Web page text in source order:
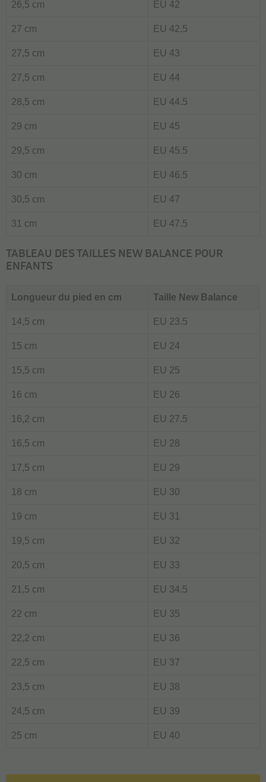
26,5 cm EU 42
27 cm EU 42.5
27,5 cm EU 43
27,5 cm EU 44
28,5 cm EU 44.5
29 cm EU 45
29,5 cm EU 45.5
30 cm EU 46.5
30,5 cm EU 47
31 cm EU 47.5
TABLEAU DES TAILLES NEW BALANCE POUR
ENFANTS
Longueur du pied en cm Taille New Balance
14,5 cm EU 23.5
15 cm EU 24
15,5 cm EU 25
16 cm EU 26
16,2 cm EU 27.5
16,5 cm EU 28
17,5 cm EU 29
18 cm EU 30
19 cm EU 31
19,5 cm EU 32
20,5 cm EU 33
21,5 cm EU 34.5
22 cm EU 35
22,2 cm EU 36
22,5 cm EU 37
23,5 cm EU 38
24,5 cm EU 39
25 cm EU 40